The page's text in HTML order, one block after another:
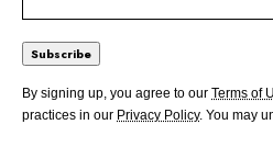
By signing up, you agree to our Terms of
practices in our Privacy Policy. You may